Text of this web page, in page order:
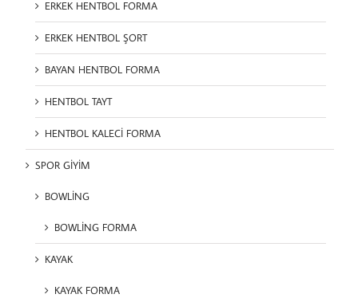
ERKEK HENTBOL FORMA
ERKEK HENTBOL ŞORT
BAYAN HENTBOL FORMA
HENTBOL TAYT
HENTBOL KALECİ FORMA
SPOR GİYİM
BOWLİNG
BOWLİNG FORMA
KAYAK
KAYAK FORMA